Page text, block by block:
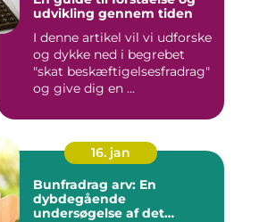
udvikling gennem tiden
I denne artikel vil vi udforske
og dykke ned i begrebet
"skat beskæftigelsesfradrag"
og give dig en ...
16. jan
Bunfradrag arv: En
dybdegående
undersøgelse af det